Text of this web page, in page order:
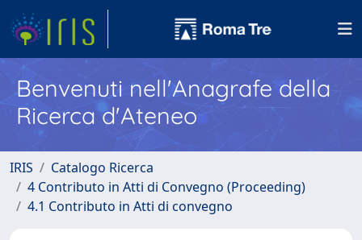
Benvenuti nell'Anagrafe della
Ricerca d'Ateneo
IRIS
Catalogo Ricerca
4 Contributo in Atti di Convegno (Proceeding)
4.1 Contributo in Atti di convegno